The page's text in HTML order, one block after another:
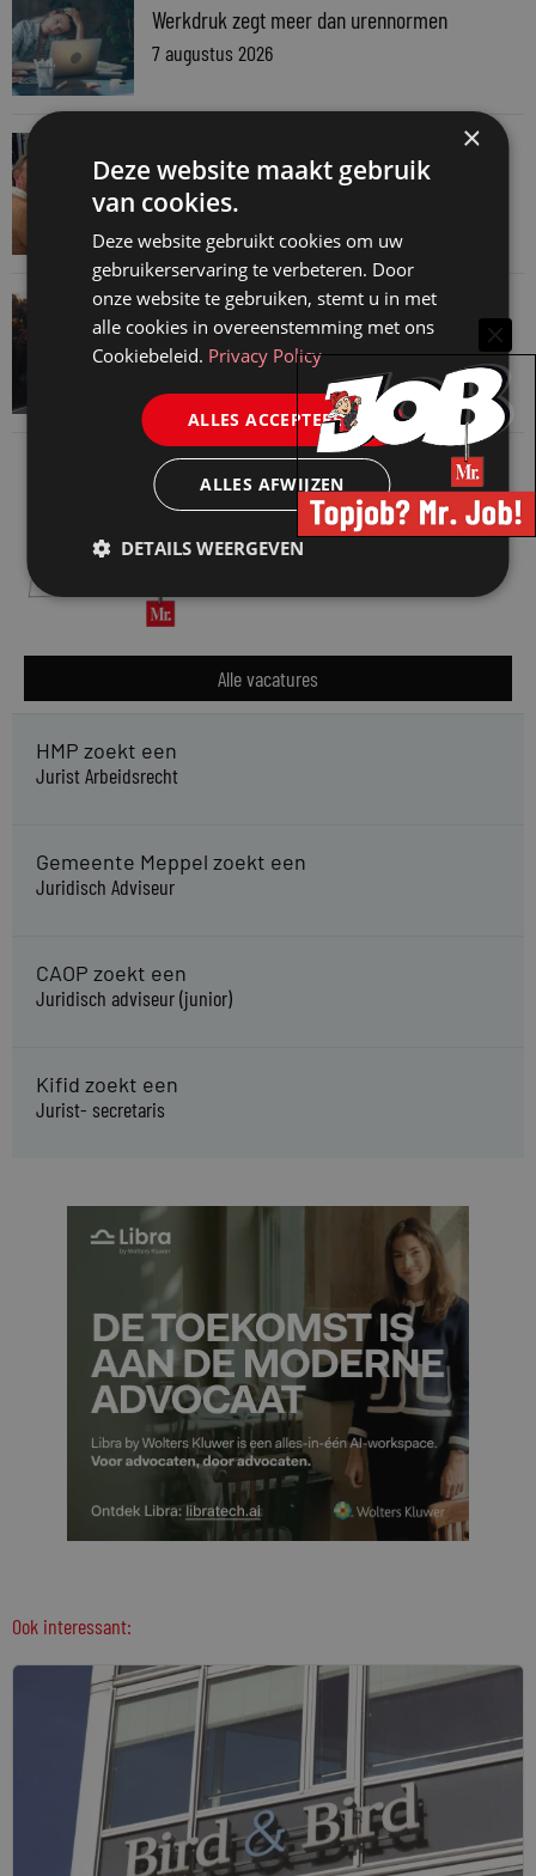
Werkdruk zegt meer dan urennormen
7 augustus 2026
Martin Woodward: waarom geen enkel
advocatenkantoor hetzelfde kan blijven
4 augustus 2026
VAN ONZE KENNISPARTNERS
Waarom standaard carrièrepaden talent
kosten
31 juli 2026
Alle vacatures
HMP zoekt een
Jurist Arbeidsrecht
Gemeente Meppel zoekt een
Juridisch Adviseur
CAOP zoekt een
Juridisch adviseur (junior)
Kifid zoekt een
Jurist- secretaris
Ook interessant:
×
Deze website maakt gebruik
van cookies.
Deze website gebruikt cookies om uw
gebruikerservaring te verbeteren. Door
onze website te gebruiken, stemt u in met
alle cookies in overeenstemming met ons
Cookiebeleid. Privacy Policy
ALLES ACCEPTEREN
ALLES AFWIJZEN
DETAILS WEERGEVEN